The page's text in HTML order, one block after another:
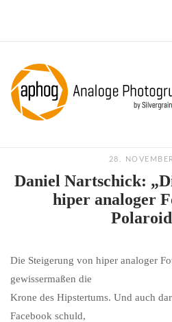
Home
28.
Daniel Nartschick:
hiper analoger
Die Steigerung von hiper analoger
gewissermaßen die
Krone des Hipstertums. Und auch
Facebook schuld,